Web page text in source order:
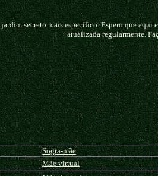
secreto mais específico. Espero que
atualizada regularmente.
Sogra-mãe
Mãe virtual